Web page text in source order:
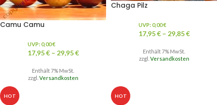
Camu Camu
UVP:0,00€
17,95€ – 29,95€
Enthält 7% MwSt.
zzgl. Versandkosten
Chaga Pilz
UVP:0,00€
17,95€ – 29,85€
Enthält 7% MwSt.
zzgl. Versandkosten
HOT HOT